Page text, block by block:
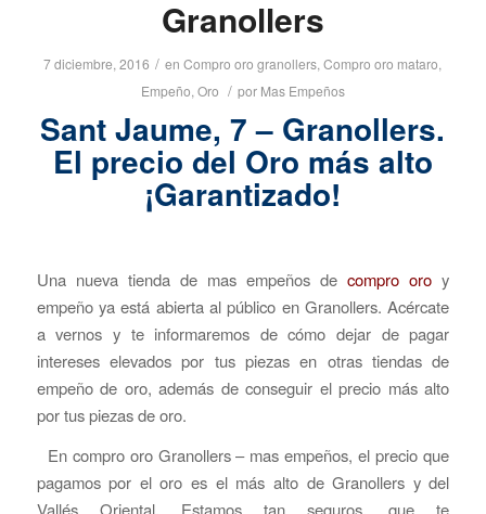
Granollers
7 diciembre, 2016 / enCompro oro granollers,Compro oro mataro,
Empeño, Oro / por Mas Empeños
Sant Jaume, 7 – Granollers.
El precio del Oro más alto
¡Garantizado!
Una nueva tienda de mas empeños decompro oro y
empeño ya está abierta al público en Granollers. Acércate
a vernos y te informaremos de cómo dejar de pagar
intereses elevados por tus piezas en otras tiendas de
empeño de oro, además de conseguir el precio más alto
por tus piezas de oro.
En compro oro Granollers – mas empeños, el precio que
pagamos por el oro es el más alto de Granollers y del